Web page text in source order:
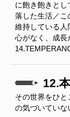
に飽き飽きと
落した生活／こ
維持している人
心がなく、成長
12.
その世界をひ
の気づいてい